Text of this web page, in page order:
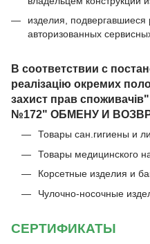
изделия, подвергавшиеся
авторизованных
В соответствии с
реалізацію окремих
захист прав
№172" ОБМЕНУ И
Товары сан.гигиены и
Товары медицинского
Корсетные изделия и
Чулочно-носочные
СЕРТИФИКАТЫ